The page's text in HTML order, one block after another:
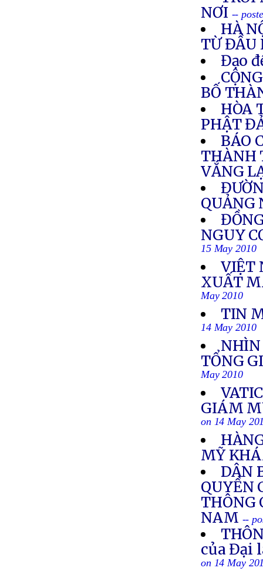
NƠI --
HÀ
TỪ ĐẦU
Đạo
BỐ
HÒA
PHẬT
BÁO
THÀNH
VẮNG
QUẢNG
NGUY
15 May 2010
VIỆT
XUẤT
May 2010
TIN
14 May 2010
NHÌN
TỔNG
May 2010
GIÁM
on 14 May
MỸ
DÂN
QUYỀN
THÔNG
NAM --
của Đại
on 14 May